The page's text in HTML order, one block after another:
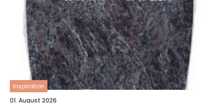
inspiration
01. August 2026